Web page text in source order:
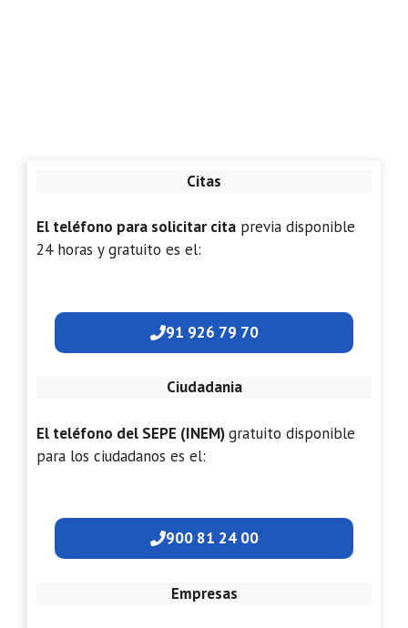
Citas
El teléfono para solicitar cita previa disponible
24 horas y gratuito es el:
91 926 79 70
Ciudadania
El teléfono del SEPE (INEM)gratuito disponible
para los ciudadanos es el:
900 81 24 00
Empresas